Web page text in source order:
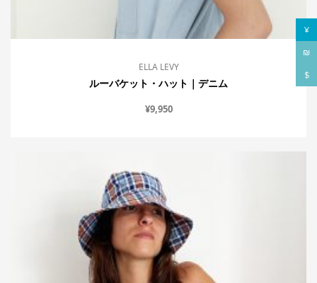
¥
₪
$
ELLA LEVY
ルーバケット・ハット｜デニム
¥9,950